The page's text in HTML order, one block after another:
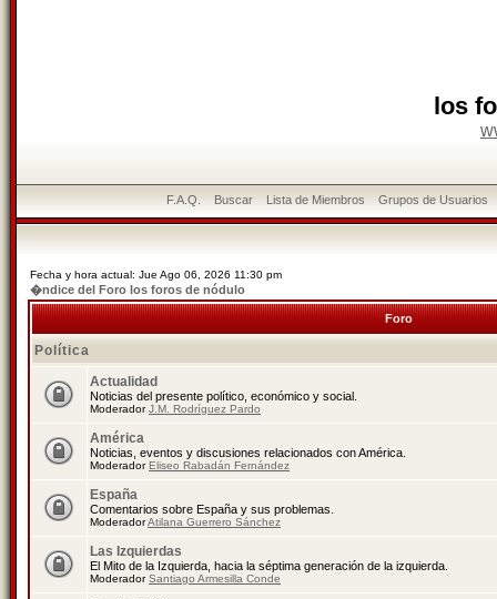
los
F.A.Q. Buscar Lista de Miembros Grupos de Usuarios
Fecha y hora actual: Jue Ago 06, 2026 11:30 pm
�ndice del Foro los foros de nódulo
Foro
Política
Actualidad
Noticias del presente político, económico y social.
ModeradorJ.M. Rodríguez Pardo
América
Noticias, eventos y discusiones relacionados con América.
ModeradorEliseo Rabadán Fernández
España
Comentarios sobre España y sus problemas.
ModeradorAtilana Guerrero Sánchez
Las Izquierdas
El Mito de la Izquierda, hacia la séptima generación de la izquierda.
ModeradorSantiago Armesilla Conde